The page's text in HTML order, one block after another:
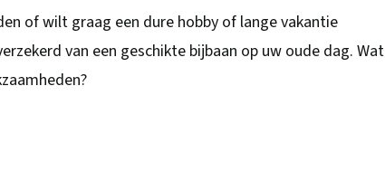
of wilt graag een dure hobby of lange vakantie
van een geschikte bijbaan op uw oude dag. Wat